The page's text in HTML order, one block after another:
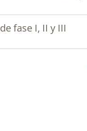
fase I, II y III